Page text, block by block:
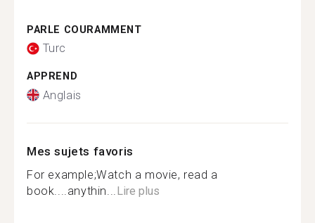
PARLE COURAMMENT
Turc
APPREND
Anglais
Mes sujets favoris
For example;Watch a movie, read a
book....anythin... Lire plus